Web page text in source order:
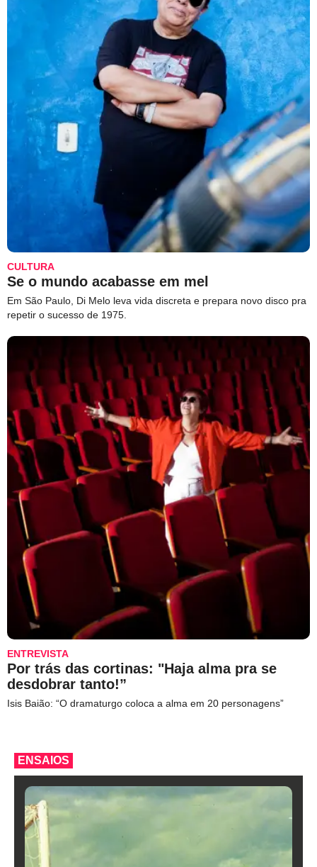
CULTURA
Se o mundo acabasse em mel
Em São Paulo, Di Melo leva vida discreta e prepara novo disco pra
repetir o sucesso de 1975.
ENTREVISTA
Por trás das cortinas: "Haja alma pra se
desdobrar tanto!”
Isis Baião: “O dramaturgo coloca a alma em 20 personagens”
ENSAIOS